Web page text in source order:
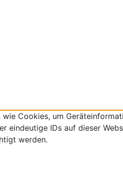
Cookies, um
eindeutige IDs auf dieser
werden.